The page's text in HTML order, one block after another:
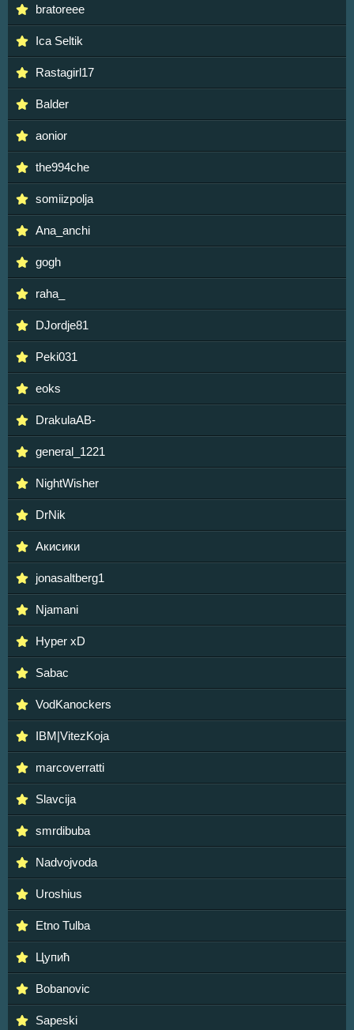
bratoreee
Ica Seltik
Rastagirl17
Balder
aonior
the994che
somiizpolja
Ana_anchi
gogh
raha_
DJordje81
Peki031
eoks
DrakulaAB-
general_1221
NightWisher
DrNik
Акисики
jonasaltberg1
Njamani
Hyper xD
Sabac
VodKanockers
IBM|VitezKoja
marcoverratti
Slavcija
smrdibuba
Nadvojvoda
Uroshius
Etno Tulba
Цупић
Bobanovic
Sapeski